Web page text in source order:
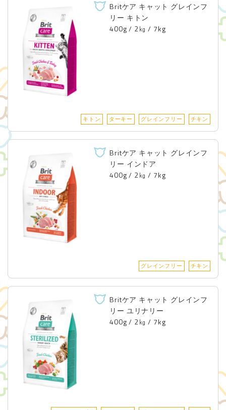
Britケア キャット グレインフ
リー キトン
400g / 2㎏ / 7kg
キトン ターキー グレインフリー チキン
Britケア キャット グレインフ
リー インドア
400g / 2㎏ / 7kg
グレインフリー チキン
Britケア キャット グレインフ
リー ユリナリー
400g / 2㎏ / 7kg